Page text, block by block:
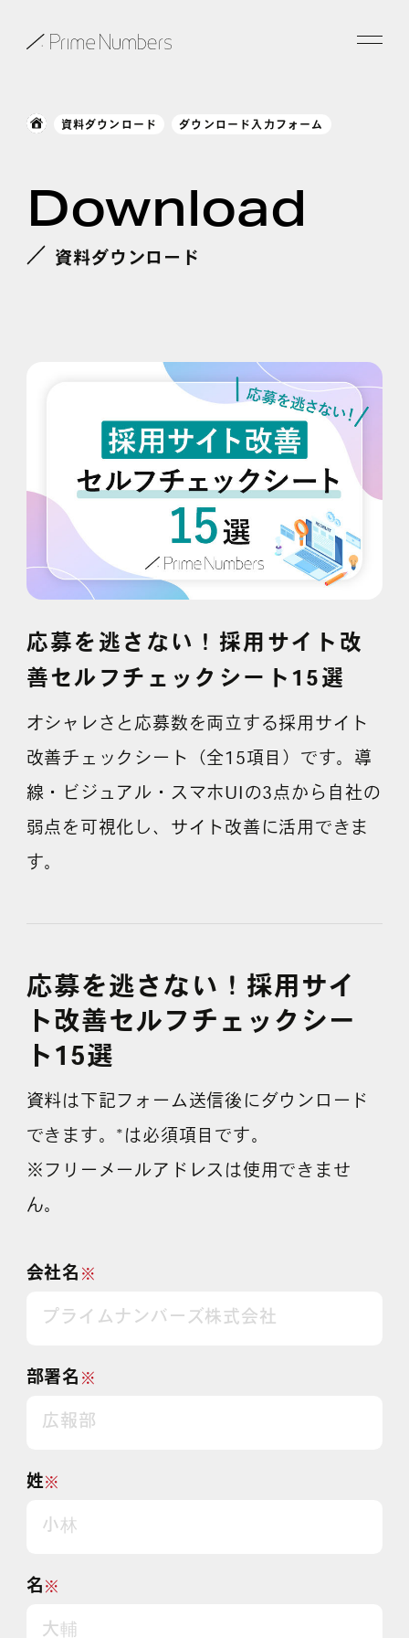
事例紹介
お役立ち情報
各種ご相談 資料ダウンロード
セミナー申し込み
無料診断実施中
Webマーケティング用語集
資料ダウンロード ダウンロード入力フォーム
Download
資料ダウンロード
応募を逃さない！採用サイト改
善セルフチェックシート15選
オシャレさと応募数を両立する採用サイト
改善チェックシート（全15項目）です。導
線・ビジュアル・スマホUIの3点から自社の
弱点を可視化し、サイト改善に活用できま
す。
応募を逃さない！採用サイ
ト改善セルフチェックシー
ト15選
資料は下記フォーム送信後にダウンロード
できます。*は必須項目です。
※フリーメールアドレスは使用できませ
ん。
※
会社名
※
部署名
※
姓
※
名